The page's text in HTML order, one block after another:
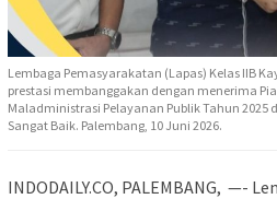
Lembaga Pemasyarakatan (Lapas) Kelas IIB
prestasi membanggakan dengan menerima
Maladministrasi Pelayanan Publik Tahun 2025
Sangat Baik. Palembang, 10 Juni 2026.
INDODAILY.CO, PALEMBANG, —-